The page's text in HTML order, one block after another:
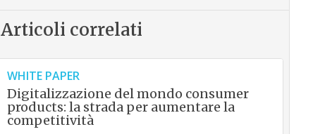
Articoli correlati
WHITE PAPER
Digitalizzazione del mondo consumer
products: la strada per aumentare la
competitività